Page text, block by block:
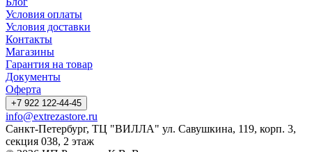
Условия оплаты
Условия доставки
Контакты
Магазины
Гарантия на товар
Документы
Оферта
+7 922 122-44-45
info@extrezastore.ru
Санкт-Петербург, ТЦ "ВИЛЛА" ул. Савушкина, 119, корп. 3,
секция 038, 2 этаж